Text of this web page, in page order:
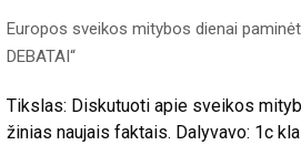
Europos sveikos mitybos dienai
DEBATAI“
Tikslas: Diskutuoti apie sveikos
žinias naujais faktais. Dalyvavo: 1c